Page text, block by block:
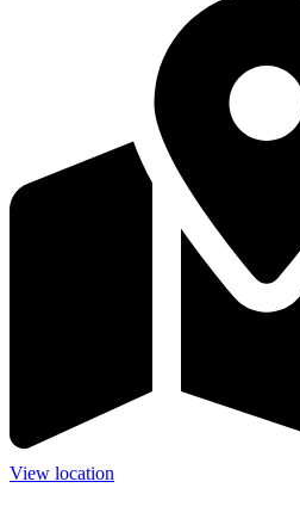
View location